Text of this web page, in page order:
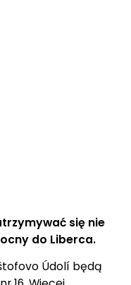
się nie
do Liberca.
Údolí będą